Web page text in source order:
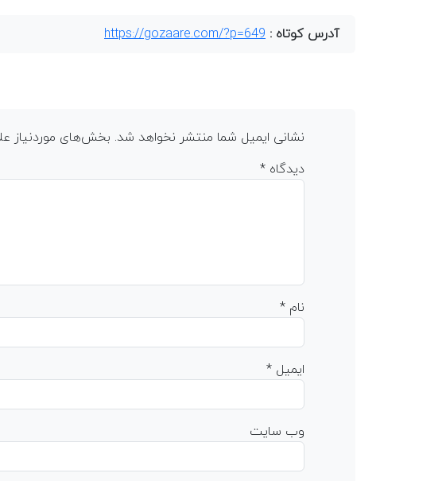
آدرس کوتاه : https://gozaare.com/?p=649
نشانی ایمیل شما منتشر نخواهد شد. بخش‌های موردنیاز
دیدگاه *
نام *
ایمیل *
وب‌ سایت